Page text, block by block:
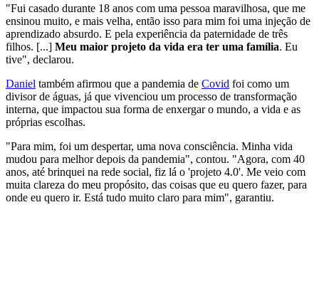
"Fui casado durante 18 anos com uma pessoa maravilhosa, que me
ensinou muito, e mais velha, então isso para mim foi uma injeção de
aprendizado absurdo. E pela experiência da paternidade de três
filhos. [...] Meu maior projeto da vida era ter uma família. Eu
tive", declarou.
Daniel também afirmou que a pandemia de Covid foi como um
divisor de águas, já que vivenciou um processo de transformação
interna, que impactou sua forma de enxergar o mundo, a vida e as
próprias escolhas.
"Para mim, foi um despertar, uma nova consciência. Minha vida
mudou para melhor depois da pandemia", contou. "Agora, com 40
anos, até brinquei na rede social, fiz lá o 'projeto 4.0'. Me veio com
muita clareza do meu propósito, das coisas que eu quero fazer, para
onde eu quero ir. Está tudo muito claro para mim", garantiu.